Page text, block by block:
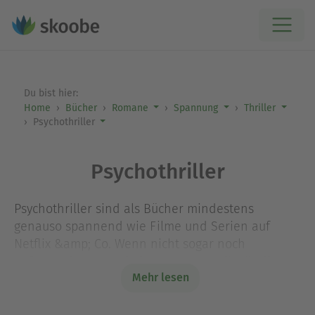
Du bist hier:
Home
Bücher Romane Spannung
Thriller
Psychothriller
Psychothriller
Psychothriller sind als Bücher mindestens
genauso spannend wie Filme und Serien auf
sich Deine Fantasie und Du malst Dir das Grauen
Mehr lesen